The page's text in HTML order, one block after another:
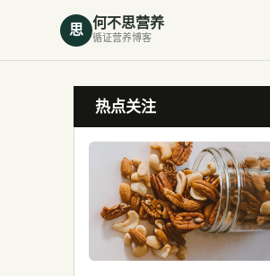
思 何不思营养
循证营养博客
热点关注